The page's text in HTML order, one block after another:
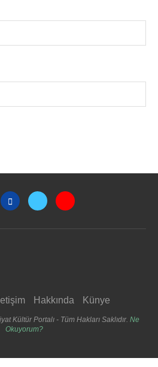
İletişim Hakkında Künye
Kültür Portalı - Tüm Hakları Saklıdır. Ne
Okuyorum?